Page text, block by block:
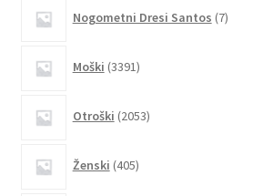
Nogometni Dresi Santos 7izdelkov
Moški 3391izdelkov
Otroški 2053izdelkov
Ženski 405izdelkov